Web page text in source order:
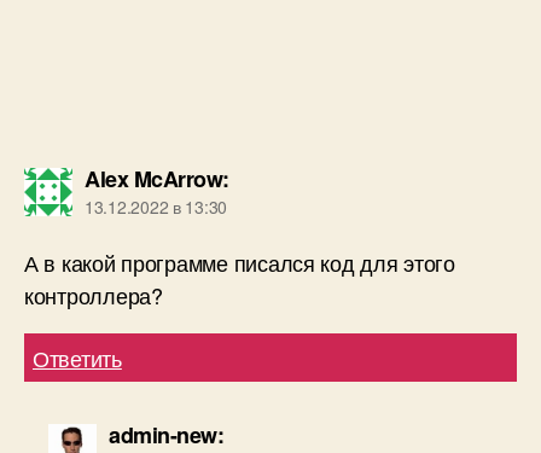
Ответить
Добавить комментарий
Ваш адрес email не будет опубликован.Обязательные